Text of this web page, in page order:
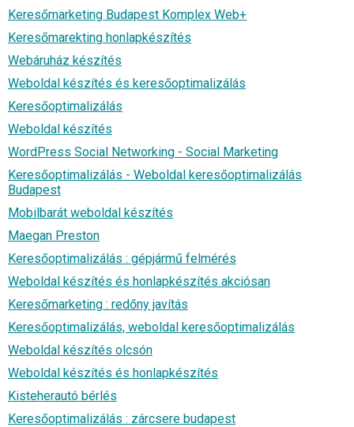
Keresőmarketing Budapest Komplex Web+
Keresőmarekting honlapkészítés
Webáruház készítés
Weboldal készítés és keresőoptimalizálás
Keresőoptimalizálás
Weboldal készítés
WordPress Social Networking - Social Marketing
Keresőoptimalizálás - Weboldal keresőoptimalizálás
Budapest
Mobilbarát weboldal készítés
Maegan Preston
Keresőoptimalizálás : gépjármű felmérés
Weboldal készítés és honlapkészítés akciósan
Keresőmarketing : redőny javítás
Keresőoptimalizálás, weboldal keresőoptimalizálás
Weboldal készítés olcsón
Weboldal készítés és honlapkészítés
Kisteherautó bérlés
Keresőoptimalizálás : zárcsere budapest